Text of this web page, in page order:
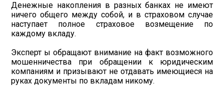
Денежные накопления в разных банках не имеют
ничего общего между собой, и в страховом случае
наступает полное страховое возмещение по
каждому вкладу.
Эксперт ы обращают внимание на факт возможного
мошенничества при обращении к юридическим
компаниям и призывают не отдавать имеющиеся на
руках документы по вкладам никому.